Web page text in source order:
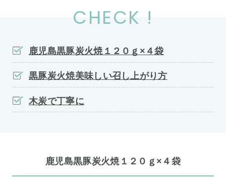
CHECK !
鹿児島黒豚炭火焼１２０ｇ×４袋
黒豚炭火焼美味しい召し上がり方
木炭で丁寧に
鹿児島黒豚炭火焼１２０ｇ×４袋